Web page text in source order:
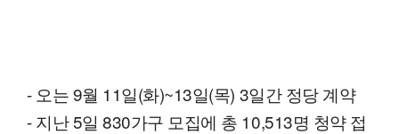
- 오는 9월 11일(화)~13일(목) 3일간 정당 계약
- 지난 5일 830가구 모집에 총 10,513명 청약 접